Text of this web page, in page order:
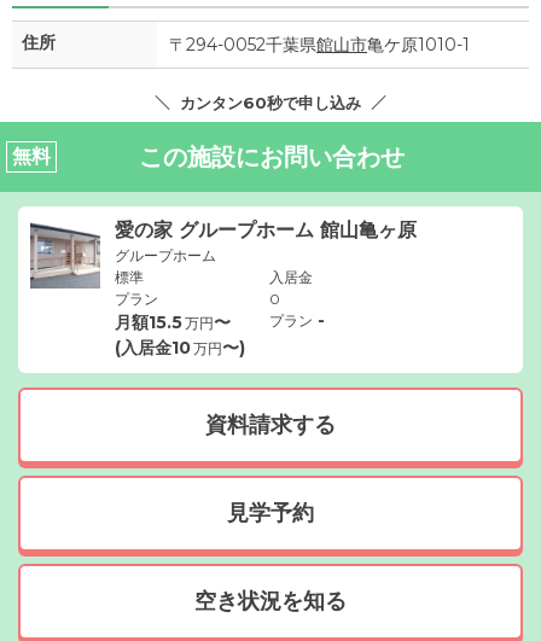
住所 〒294-0052千葉県館山市亀ケ原1010-1
カンタン60秒で申し込み
無料 この施設にお問い合わせ
愛の家 グループホーム 館山亀ヶ原
グループホーム
標準
プラン
月額15.5万円〜
(入居金10万円〜)
入居金
0
プラン -
資料請求する
見学予約
空き状況を知る